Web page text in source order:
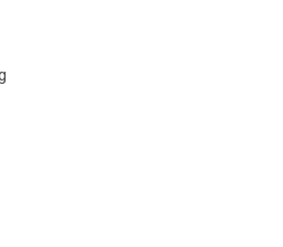
cơ khí:
bền bỉ.
làm việc chính xác và nhanh